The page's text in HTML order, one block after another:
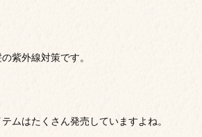
紫外線対策です。
ムはたくさん発売していますよね。